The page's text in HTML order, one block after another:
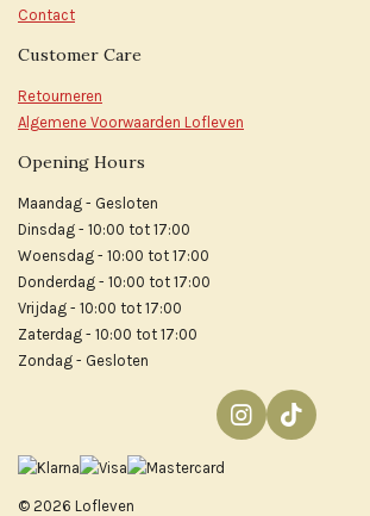
Contact
Customer Care
Retourneren
Algemene Voorwaarden Lofleven
Opening Hours
Maandag - Gesloten
Dinsdag - 10:00 tot 17:00
Woensdag - 10:00 tot 17:00
Donderdag - 10:00 tot 17:00
Vrijdag - 10:00 tot 17:00
Zaterdag - 10:00 tot 17:00
Zondag - Gesloten
I
n
T
i
© 2026 Lofleven